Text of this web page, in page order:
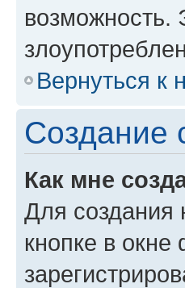
возможность.
Вернуться к
Создание
Как мне
Для создания
кнопке в